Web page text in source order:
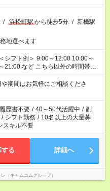
/ 浜松町駅から徒歩5分 / 新橋駅
地選べます
ら以外の時間帯も
期間はお気軽にご相談くださ
履歴書不要 / 40～50代活躍中 / 副
/ シフト勤務 / 10名以上の大量募
スキル不要
する 詳細へ
（キャムコムグループ）